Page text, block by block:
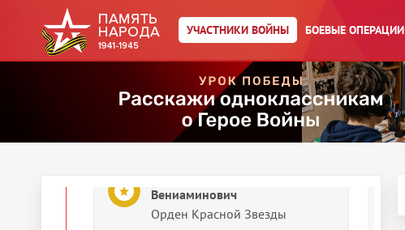
УЧАСТНИКИ ВОЙНЫ БОЕВЫЕ ОПЕРАЦИИ
Вениаминович
Медаль «За оборону Москвы»
Василевский Давид
Вениаминович
Орден Кутузова II степени
Вениаминович
Орден Красной Звезды